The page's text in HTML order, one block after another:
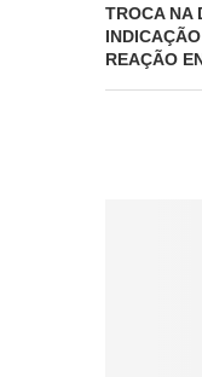
TROCA NA
REAÇÃO